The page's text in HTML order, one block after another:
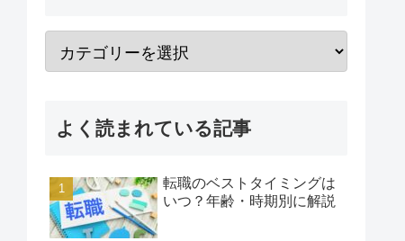
よく読まれている記事
転職のベストタイミングは
いつ？年齢・時期別に解説